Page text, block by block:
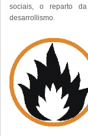
sociais, o reparto
desarrollismo.